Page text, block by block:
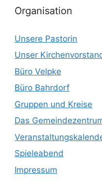
Organisation
Unsere Pastorin
Unser
Büro Velpke
Büro Bahrdorf
Gruppen und Kreise
Das
Spieleabend
Impressum